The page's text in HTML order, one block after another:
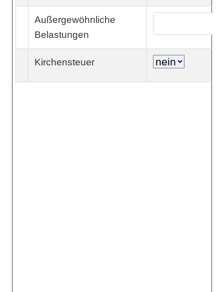
Außergewöhnliche
Belastungen
Kirchensteuer